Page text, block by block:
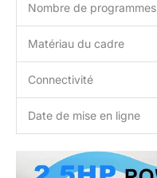
Nombre de programmes
Matériau du cadre
Connectivité
Date de mise en ligne